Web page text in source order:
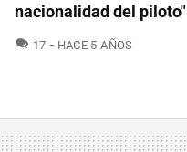
nacionalidad del piloto"
17 COMENTARIOS
HACE 5 AÑOS